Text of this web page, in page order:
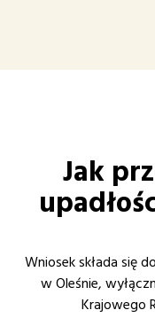
Jak
Wniosek składa się
w Oleśnie,
Krajowego